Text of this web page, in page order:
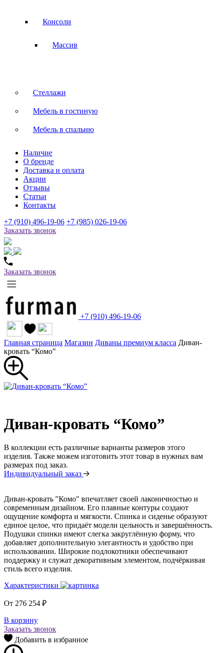
Консоли
Массив
Стеллажи
Мебель в гостиную
Мебель в спальню
Наличие
О бренде
Доставка и оплата
Акции
Отзывы
Статьи
Контакты
+7 (910) 496-19-06 +7 (985) 026-19-06
Заказать звонок
Заказать звонок
+7 (910) 496-19-06
Главная страница Магазин Диваны премиум класса Диван-
кровать “Комо”
Диван-кровать “Комо”
В коллекции есть различные варианты размеров этого
изделия. Также можем изготовить этот товар в нужных вам
размерах под заказ.
Индивидуальный заказ
Диван-кровать "Комо" впечатляет своей лаконичностью и
современным дизайном. Его плавные контуры создают
ощущение комфорта и мягкости. Спинка и сиденье образуют
единое целое, что придаёт модели цельность и завершённость.
Подушки спинки имеют слегка закруглённую форму, что
добавляет дополнительную элегантность и удобство при
использовании. Широкие подлокотники обеспечивают
поддержку и служат декоративным элементом, подчёркивая
стиль всего изделия.
Характеристики
От 276 254 ₽
В корзину
Заказать звонок
Добавить в избранное